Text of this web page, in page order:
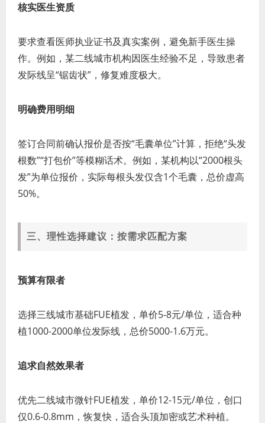
核实医生资质
要求查看医师执业证书及真实案例，避免新手医生操
作。例如，某二线城市机构因医生经验不足，导致患者
发际线呈“锯齿状”，修复难度极大。
明确费用明细
签订合同前确认报价是否按“毛囊单位”计算，拒绝“头发
根数”“打包价”等模糊话术。例如，某机构以“2000根头
发”为单位报价，实际每根头发仅含1个毛囊，总价虚高
50%。
三、理性选择建议：按需求匹配方案
预算有限者
选择三线城市基础FUE植发，单价5-8元/单位，适合种
植1000-2000单位发际线，总价5000-1.6万元。
追求自然效果者
优先二线城市微针FUE植发，单价12-15元/单位，创口
仅0.6-0.8mm，恢复快，适合头顶加密或艺术种植。